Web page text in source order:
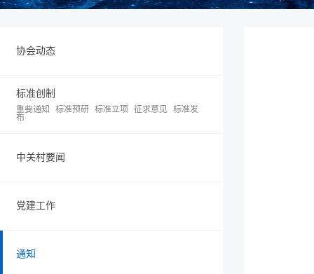
协会动态
标准创制
重要通知 标准预研 标准立项 征求意见 标准发
布
中关村要闻
党建工作
通知